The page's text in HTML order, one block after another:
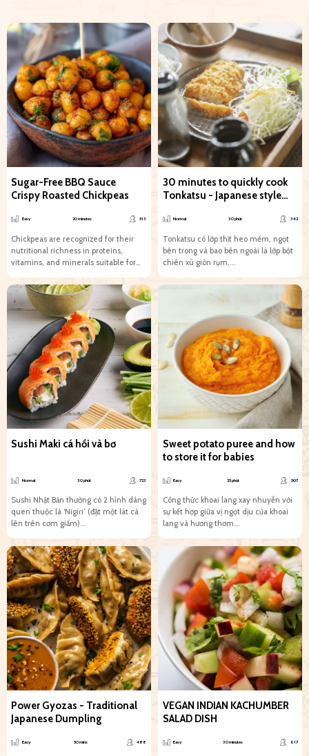
Sugar-Free BBQ Sauce
Crispy Roasted Chickpeas
Easy 20 minutes 513
Chickpeas are recognized for their
nutritional richness in proteins,
vitamins, and minerals suitable for
30 minutes to quickly cook
Tonkatsu - Japanese style
Normal 30 phút 342
Tonkatsu có lớp thịt heo mềm, ngọt
bên trong và bao bên ngoài là lớp bột
chiên xù giòn rụm,...
Sushi Maki cá hồi và bơ
Normal 30 phút 723
Sushi Nhật Bản thường có 2 hình dáng
quen thuộc là ‘Nigiri’ (đặt một lát cá
lên trên cơm giấm)...
Sweet potato puree and how
to store it for babies
Easy 25 phút 507
Công thức khoai lang xay nhuyễn với
sự kết hợp giữa vị ngọt dịu của khoai
lang và hương thơm...
Power Gyozas - Traditional
Japanese Dumpling
Easy 50 mins 488
VEGAN INDIAN KACHUMBER
SALAD DISH
Easy 30 minutes 617